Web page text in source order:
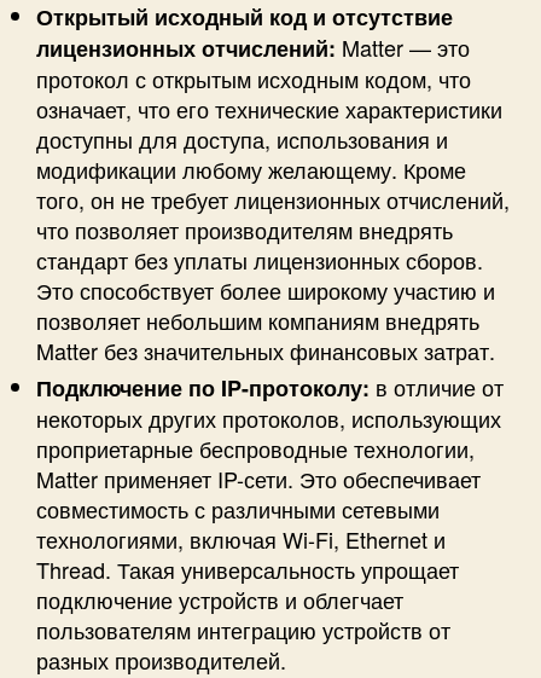
Открытый исходный код и отсутствие
лицензионных отчислений: Matter — это
протокол с открытым исходным кодом, что
означает, что его технические характеристики
доступны для доступа, использования и
модификации любому желающему. Кроме
того, он не требует лицензионных отчислений,
что позволяет производителям внедрять
стандарт без уплаты лицензионных сборов.
Это способствует более широкому участию и
позволяет небольшим компаниям внедрять
Matter без значительных финансовых затрат.
Подключение по IP-протоколу: в отличие от
некоторых других протоколов, использующих
проприетарные беспроводные технологии,
Matter применяет IP-сети. Это обеспечивает
совместимость с различными сетевыми
технологиями, включая Wi-Fi, Ethernet и
Thread. Такая универсальность упрощает
подключение устройств и облегчает
пользователям интеграцию устройств от
разных производителей.